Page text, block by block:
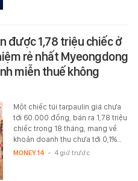
được 1,78 triệu chiếc ở
rẻ nhất Myeongdong
miễn thuế không
Một chiếc túi tarpaulin giá chưa
tới 60.000 đồng, bán ra 1,78 triệu
chiếc trong 18 tháng, mang về
khoản doanh thu chưa tới 0,1%…
MONEY.14 - 4 giờ trước